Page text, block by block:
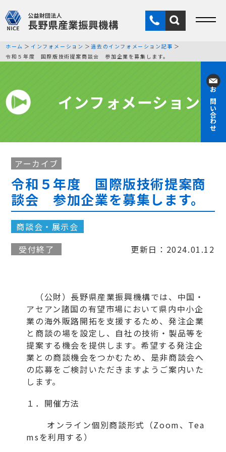
お問い合わせ
ホーム インフォメーション
過去のインフォメーション記事
令和５年度 国際版技術提案商談会 参加企業を募集します。
インフォメーション
アーカイブ
令和５年度 国際版技術提案商
談会 参加企業を募集します。
商談会・展示会
受付終了
更新日：2024.01.12
（公財）長野県産業振興機構では、中国・
アセアン諸国の有望市場において県内中小企
業の海外販路開拓を支援するため、発注企業
と商談の場を設定し、自社の技術・製品等を
提案する機会を提供します。希望する発注企
業との商談機会をつかむため、是非商談会へ
の応募をご検討いただきますようご案内いた
します。
１．開催方法
オンライン個別商談形式（Zoom、Tea
msを利用する）